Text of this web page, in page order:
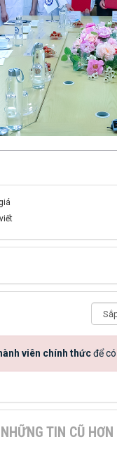
viên chính thứcđể
NHỮNG TIN CŨ HƠN